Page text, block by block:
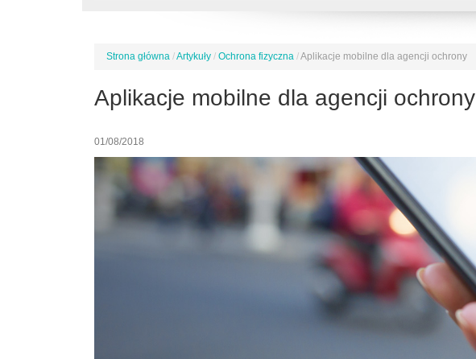
Jesteś
Strona główna /Artykuły / Ochrona fizyczna /Aplikacje mobilne dla agencji ochrony
Aplikacje mobilne dla agencji ochrony
01/08/2018